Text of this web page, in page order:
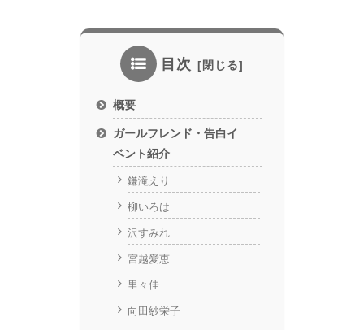
目次
概要
ガールフレンド・告白イ
ベント紹介
鎌滝えり
柳いろは
沢すみれ
宮越愛恵
里々佳
向田紗栄子